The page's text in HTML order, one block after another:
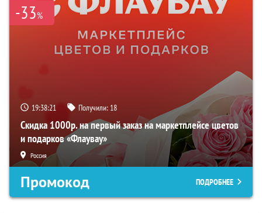
-33%
19:38:21 Получили: 18
Скидка 1000р. на первый заказ на маркетплейсе цветов
и подарков «Флаувау»
Россия
Промокод ПОДРОБНЕЕ